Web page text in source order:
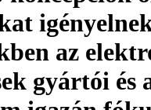
az
gyártói